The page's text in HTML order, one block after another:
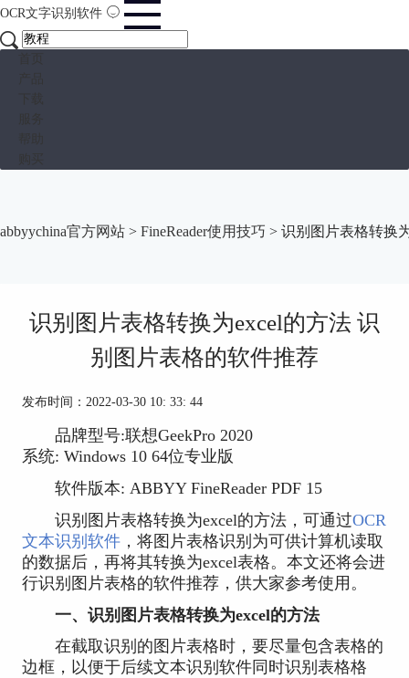
OCR文字识别软件
abbyychina官方网站 > FineReader使用技巧 > 识别图片表格转换
识别图片表格转换为excel的方法 识
别图片表格的软件推荐
发布时间：2022-03-30 10: 33: 44
品牌型号:联想GeekPro 2020
系统: Windows 10 64位专业版
软件版本: ABBYY FineReader PDF 15
识别图片表格转换为excel的方法，可通过OCR
文本识别软件，将图片表格识别为可供计算机读取
的数据后，再将其转换为excel表格。本文还将会进
行识别图片表格的软件推荐，供大家参考使用。
一、识别图片表格转换为excel的方法
在截取识别的图片表格时，要尽量包含表格的
边框，以便于后续文本识别软件同时识别表格格